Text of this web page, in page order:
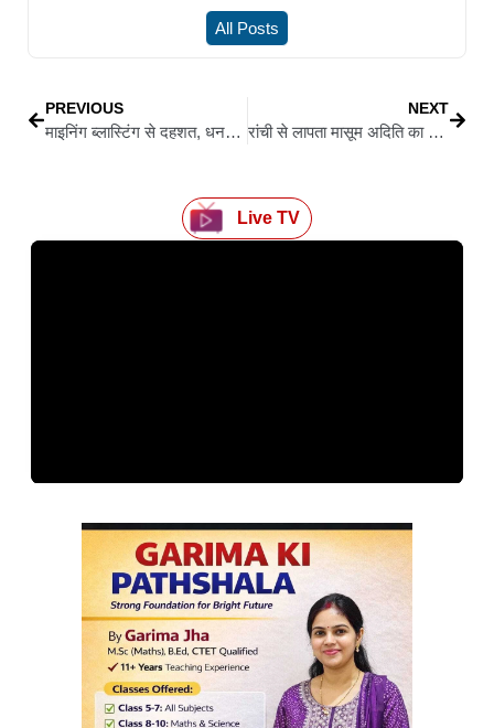
All Posts
PREVIOUS
माइनिंग ब्लास्टिंग से दहशत, धनसार थाना का घेराव
NEXT
रांची से लापता मासूम अदिति का अब तक कुछ पता नहीं, सूचना देने वाले को मिलेगा 1 लाख रुपये का इनाम
Live TV